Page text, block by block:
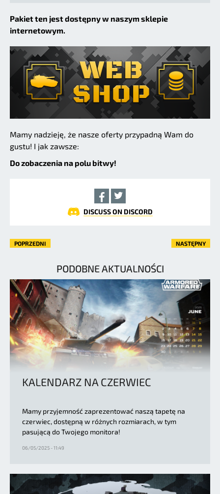
Pakiet ten jest dostępny w naszym sklepie
internetowym.
Mamy nadzieję, że nasze oferty przypadną Wam do
gustu! I jak zawsze:
Do zobaczenia na polu bitwy!
DISCUSS ON DISCORD
POPRZEDNI NASTĘPNY
PODOBNE AKTUALNOŚCI
KALENDARZ NA CZERWIEC
Mamy przyjemność zaprezentować naszą tapetę na
czerwiec, dostępną w różnych rozmiarach, w tym
pasującą do Twojego monitora!
06/05/2025 - 11:49